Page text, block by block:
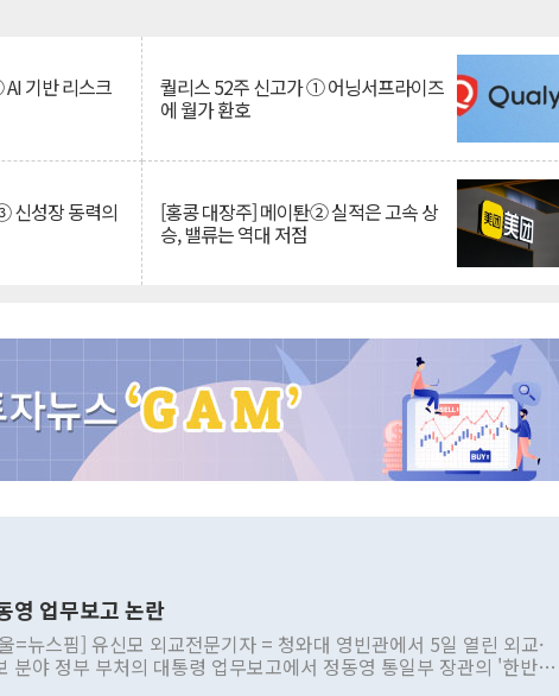
기반 리스크 퀄리스 52주 신고가 ① 어닝서프라이즈
에 월가 환호
신성장 동력의 [홍콩 대장주] 메이퇀② 실적은 고속 상
승, 밸류는 역대 저점
영 업무보고 논란
=뉴스핌] 유신모 외교전문기자 = 청와대 영빈관에서 5일 열린 외교·
분야 정부 부처의 대통령 업무보고에서 정동영 통일부 장관의 '한반도